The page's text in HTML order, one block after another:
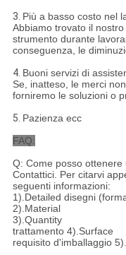
3. Più a basso costo nel
Abbiamo trovato il
strumento durante
conseguenza, le
4. Buoni servizi di
Se, inatteso, le merci
forniremo le soluzioni o
5. Pazienza ecc
FAQ:
Q: Come posso
Contattici. Per citarvi
seguenti informazioni:
1).Detailed disegni
2).Material
3).Quantity
trattamento 4).Surface
requisito d'imballaggio